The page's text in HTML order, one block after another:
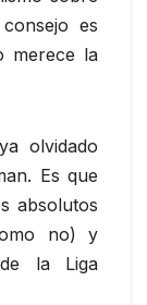
es
merece la
olvidado
Es que
absolutos
no) y
la Liga